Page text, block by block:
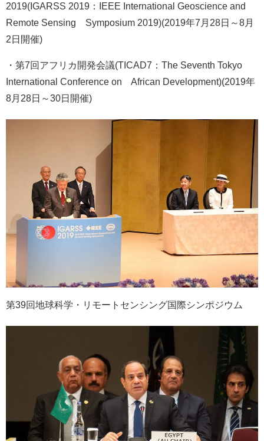
2019(IGARSS 2019：IEEE International Geoscience and
Remote Sensing Symposium 2019)(2019年7月28日～8月
2日開催)
・第7回アフリカ開発会議(TICAD7：The Seventh Tokyo
International Conference on African Development)(2019年
8月28日～30日開催)
第39回地球科学・リモートセンシング国際シンポジウム